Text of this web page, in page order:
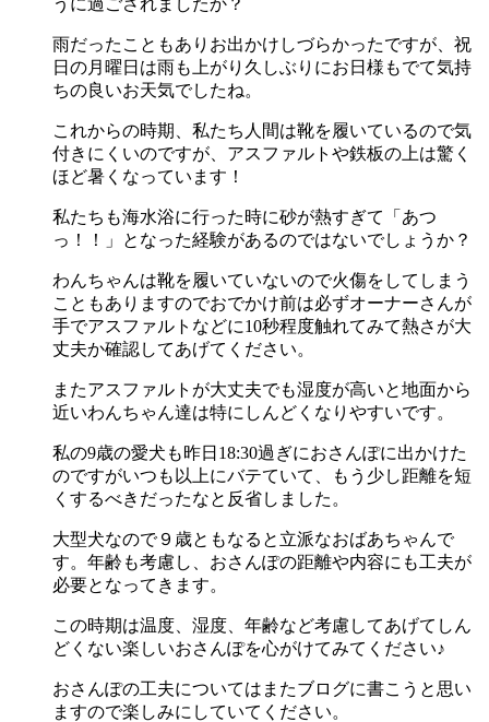
雨だったこともありお出かけしづらかったですが、祝
日の月曜日は雨も上がり久しぶりにお日様もでて気持
ちの良いお天気でしたね。
これからの時期、私たち人間は靴を履いているので気
付きにくいのですが、アスファルトや鉄板の上は驚く
ほど暑くなっています！
私たちも海水浴に行った時に砂が熱すぎて「あつ
っ！！」となった経験があるのではないでしょうか？
わんちゃんは靴を履いていないので火傷をしてしまう
こともありますのでおでかけ前は必ずオーナーさんが
手でアスファルトなどに10秒程度触れてみて熱さが大
丈夫か確認してあげてください。
またアスファルトが大丈夫でも湿度が高いと地面から
近いわんちゃん達は特にしんどくなりやすいです。
私の9歳の愛犬も昨日18:30過ぎにおさんぽに出かけた
のですがいつも以上にバテていて、もう少し距離を短
くするべきだったなと反省しました。
大型犬なので９歳ともなると立派なおばあちゃんで
す。年齢も考慮し、おさんぽの距離や内容にも工夫が
必要となってきます。
この時期は温度、湿度、年齢など考慮してあげてしん
どくない楽しいおさんぽを心がけてみてください♪
おさんぽの工夫についてはまたブログに書こうと思い
ますので楽しみにしていてください。